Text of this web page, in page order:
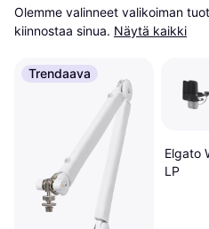
Olemme valinneet valikoiman
kiinnostaa sinua. Näytä kaikki
Trendaava
Elgato
LP